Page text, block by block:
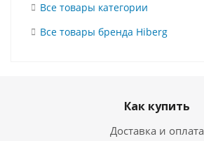
Все товары категории
Все товары бренда Hiberg
Как купить
Доставка и оплата